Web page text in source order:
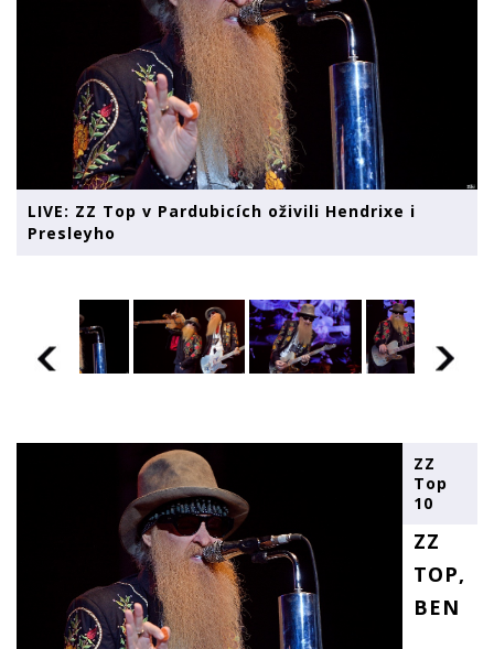
LIVE: ZZ Top v Pardubicích oživili Hendrixe i
Presleyho
ZZ
Top
10
ZZ
TOP,
BEN